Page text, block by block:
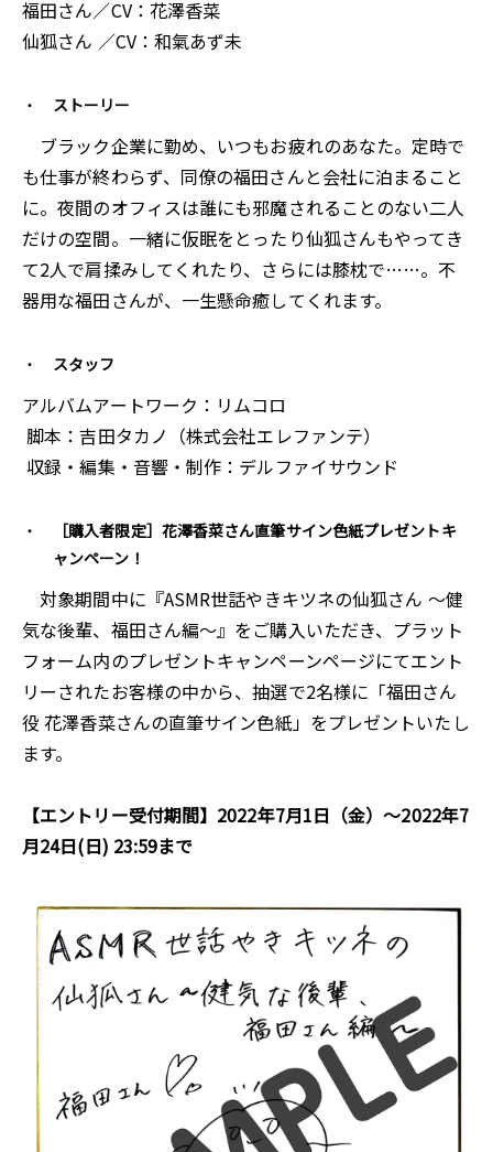
福田さん／CV：花澤香菜
仙狐さん ／CV：和氣あず未
ストーリー
ブラック企業に勤め、いつもお疲れのあなた。定時で
も仕事が終わらず、同僚の福田さんと会社に泊まること
に。夜間のオフィスは誰にも邪魔されることのない二人
だけの空間。一緒に仮眠をとったり仙狐さんもやってき
て2人で肩揉みしてくれたり、さらには膝枕で……。不
器用な福田さんが、一生懸命癒してくれます。
スタッフ
アルバムアートワーク：リムコロ
脚本：吉田タカノ（株式会社エレファンテ）
収録・編集・音響・制作：デルファイサウンド
［購入者限定］花澤香菜さん直筆サイン色紙プレゼントキ
ャンペーン！
対象期間中に『ASMR世話やきキツネの仙狐さん ～健
気な後輩、福田さん編～』をご購入いただき、プラット
フォーム内のプレゼントキャンペーンページにてエント
リーされたお客様の中から、抽選で2名様に「福田さん
役 花澤香菜さんの直筆サイン色紙」をプレゼントいたし
ます。
【エントリー受付期間】2022年7月1日（金）～2022年7
月24日(日) 23:59まで